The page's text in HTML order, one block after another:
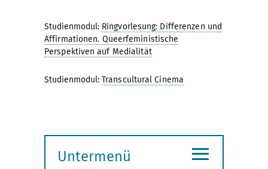
Studienmodul: Ringvorlesung: Differenzen und
Affirmationen. Queerfeministische
Perspektiven auf Medialität
Studienmodul: Transcultural Cinema
Untermenü
≡